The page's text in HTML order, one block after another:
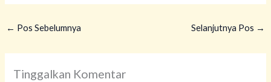
← Pos Sebelumnya Selanjutnya Pos →
Tinggalkan Komentar